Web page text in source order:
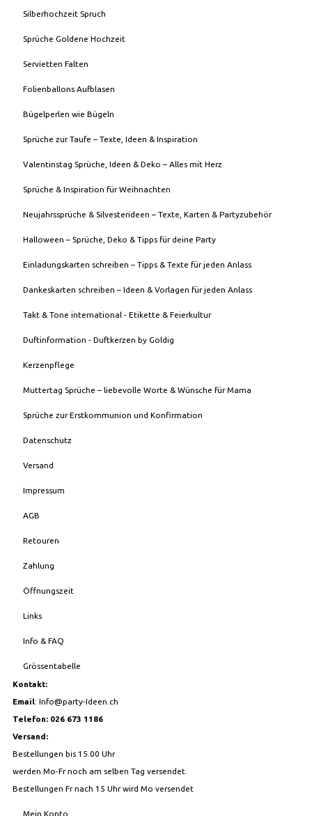
Silberhochzeit Spruch
Sprüche Goldene Hochzeit
Servietten Falten
Folienballons Aufblasen
Bügelperlen wie Bügeln
Sprüche zur Taufe – Texte, Ideen & Inspiration
Valentinstag Sprüche, Ideen & Deko – Alles mit Herz
Sprüche & Inspiration für Weihnachten
Neujahrssprüche & Silvesterideen – Texte, Karten & Partyzubehör
Halloween – Sprüche, Deko & Tipps für deine Party
Einladungskarten schreiben – Tipps & Texte für jeden Anlass
Dankeskarten schreiben – Ideen & Vorlagen für jeden Anlass
Takt & Tone international - Etikette & Feierkultur
Duftinformation - Duftkerzen by Goldig
Kerzenpflege
Muttertag Sprüche – liebevolle Worte & Wünsche für Mama
Sprüche zur Erstkommunion und Konfirmation
Datenschutz
Versand
Impressum
AGB
Retouren
Zahlung
Öffnungszeit
Links
Info & FAQ
Grössentabelle
Kontakt:
Email: Info@party-Ideen.ch
Telefon: 026 673 1186
Versand:
Bestellungen bis 15.00 Uhr
werden Mo-Fr noch am selben Tag versendet.
Bestellungen Fr nach 15 Uhr wird Mo versendet
Mein Konto